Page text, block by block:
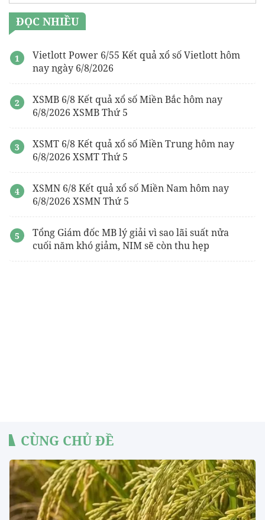
ĐỌC NHIỀU
Vietlott Power 6/55 Kết quả xổ số Vietlott hôm
nay ngày 6/8/2026
XSMB 6/8 Kết quả xổ số Miền Bắc hôm nay
6/8/2026 XSMB Thứ 5
XSMT 6/8 Kết quả xổ số Miền Trung hôm nay
6/8/2026 XSMT Thứ 5
XSMN 6/8 Kết quả xổ số Miền Nam hôm nay
6/8/2026 XSMN Thứ 5
Tổng Giám đốc MB lý giải vì sao lãi suất nửa
cuối năm khó giảm, NIM sẽ còn thu hẹp
CÙNG CHỦ ĐỀ